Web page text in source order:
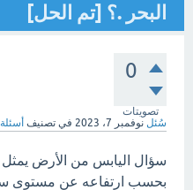
البحر .؟ [تم الحل]
0
تصويتات
سُئل نوفمبر 7، 2023 في تصنيف
سؤال اليابس من الأرض يمثل
بحسب ارتفاعه عن مستوى